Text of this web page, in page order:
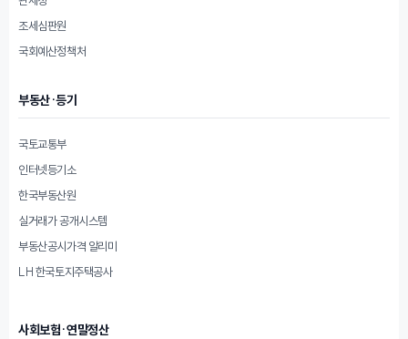
조세심판원
국회예산정책처
부동산·등기
국토교통부
인터넷등기소
한국부동산원
실거래가 공개시스템
부동산공시가격 알리미
LH 한국토지주택공사
사회보험·연말정산